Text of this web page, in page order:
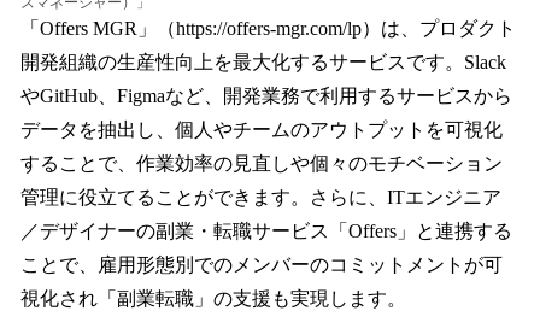
「Offers MGR」（https://offers-mgr.com/lp）は、プロダクト
開発組織の生産性向上を最大化するサービスです。Slack
やGitHub、Figmaなど、開発業務で利用するサービスから
データを抽出し、個人やチームのアウトプットを可視化
することで、作業効率の見直しや個々のモチベーション
管理に役立てることができます。さらに、ITエンジニア
／デザイナーの副業・転職サービス「Offers」と連携する
ことで、雇用形態別でのメンバーのコミットメントが可
視化され「副業転職」の支援も実現します。